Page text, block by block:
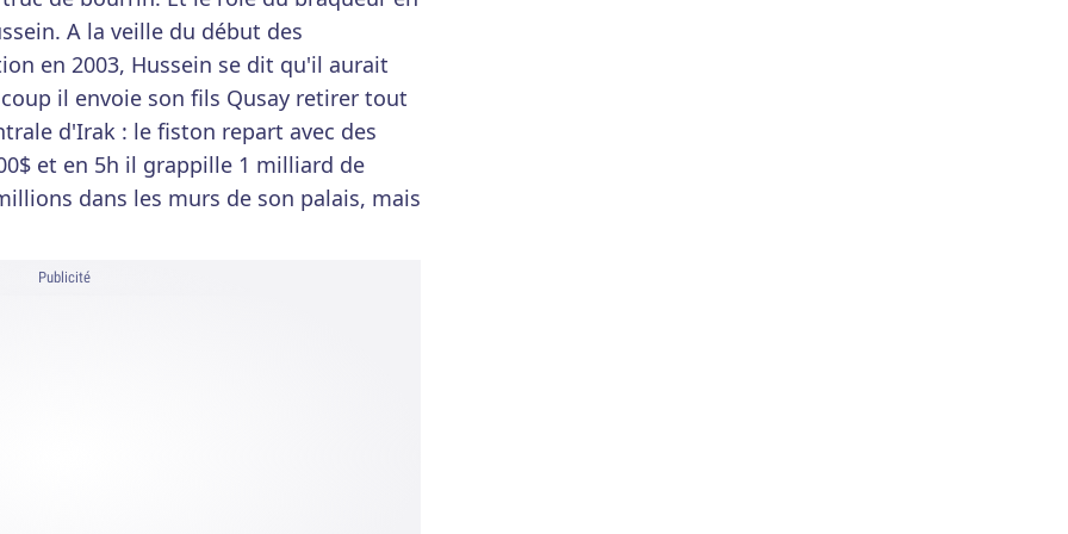
A la veille du début des
en 2003, Hussein se dit qu'il aurait
il envoie son fils Qusay retirer tout
d'Irak : le fiston repart avec des
et en 5h il grappille 1 milliard de
dans les murs de son palais, mais
Publicité